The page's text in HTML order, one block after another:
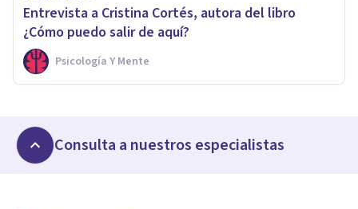
Entrevista a Cristina Cortés, autora del libro
¿Cómo puedo salir de aquí?
Psicología Y Mente
Consulta a nuestros especialistas